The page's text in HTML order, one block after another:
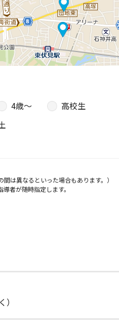
4歳〜
高校生
は異なるといった場合もあります。）
者が随時指定します。